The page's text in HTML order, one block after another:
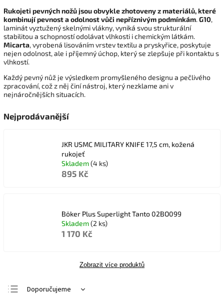
Rukojeti pevných nožů jsou obvykle zhotoveny z materiálů, které
kombinují pevnost a odolnost vůči nepříznivým podmínkám.G10,
laminát vyztužený skelnými vlákny, vyniká svou strukturální
stabilitou a schopností odolávat vlhkosti i chemickým látkám.
Micarta, vyrobená lisováním vrstev textilu a pryskyřice, poskytuje
nejen odolnost, ale i příjemný úchop, který se zlepšuje při kontaktu s
vlhkostí.
Každý pevný nůž je výsledkem promyšleného designu a pečlivého
zpracování, což z něj činí nástroj, který nezklame ani v
nejnáročnějších situacích.
Nejprodávanější
JKR USMC MILITARY KNIFE 17,5 cm, kožená
rukojeť
Skladem(4 ks)
895 Kč
Böker Plus Superlight Tanto 02BO099
Skladem(2 ks)
1 170 Kč
Zobrazit více produktů
Doporučujeme